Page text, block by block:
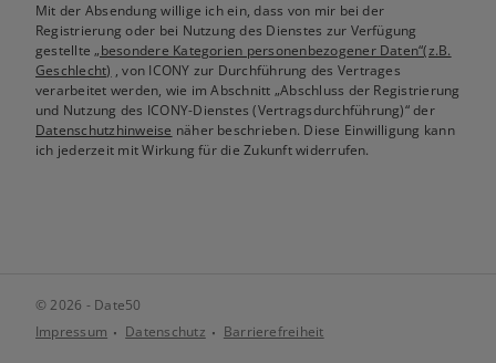
Mit der Absendung willige ich ein, dass von mir bei der
Registrierung oder bei Nutzung des Dienstes zur Verfügung
gestellte„besondere Kategorien personenbezogener Daten“(z.B.
Geschlecht) , von ICONY zur Durchführung des Vertrages
verarbeitet werden, wie im Abschnitt „Abschluss der Registrierung
und Nutzung des ICONY-Dienstes (Vertragsdurchführung)“ der
Datenschutzhinweise näher beschrieben. Diese Einwilligung kann
ich jederzeit mit Wirkung für die Zukunft widerrufen.
© 2026 - Date50
Impressum
Datenschutz Barrierefreiheit